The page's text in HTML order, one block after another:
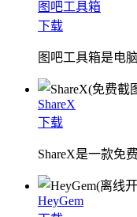
图吧工具箱
下载
图吧工具箱是电
ShareX
下载
ShareX是一款免
HeyGem